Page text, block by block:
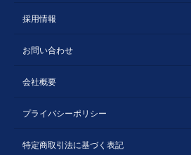
採用情報
お問い合わせ
会社概要
プライバシーポリシー
特定商取引法に基づく表記